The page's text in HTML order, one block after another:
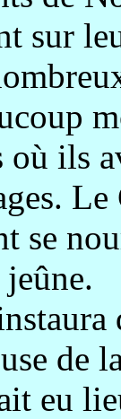
sur
où ils
se
de
eu